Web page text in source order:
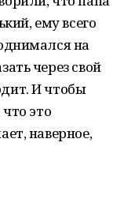
ему всего
на
через свой
И чтобы
это
наверное,